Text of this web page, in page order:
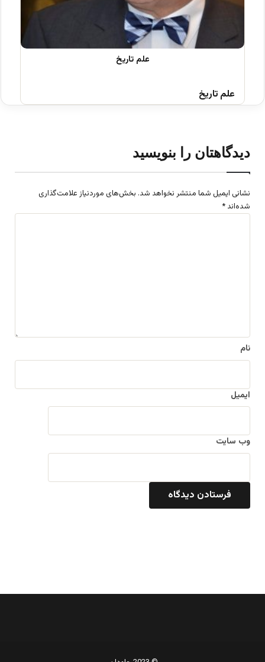
علم تاریخ
دیدگاهتان را بنویسید
نشانی ایمیل شما منتشر نخواهد شد. بخش‌های موردنیاز علامت‌گذاری
شده‌اند *
نام
ایمیل
وب‌ سایت